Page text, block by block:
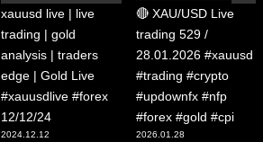
xauusd live | live
trading | gold
analysis | traders
edge | Gold Live
#xauusdlive #forex
12/12/24
2024.12.12
🔴 XAU/USD Live
trading 529 /
28.01.2026 #xauusd
#trading #crypto
#updownfx #nfp
#forex #gold #cpi
2026.01.28